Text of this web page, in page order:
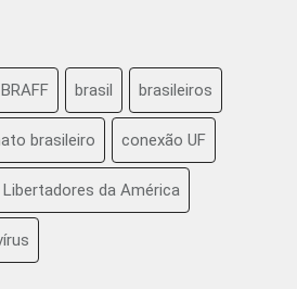
BRAFF brasil brasileiros
brasileiro conexão UF
Libertadores da América